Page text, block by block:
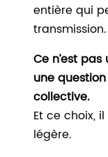
entière qui
transmission.
Ce n’est
une
collective.
Et ce choix,
légère.